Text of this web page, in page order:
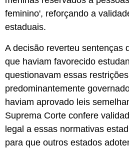
feminino', reforçando a
estaduais.
A decisão reverteu sentenças
que haviam favorecido
questionavam essas
predominantemente
haviam aprovado leis
Suprema Corte confere
legal a essas normativas
para que outros estados